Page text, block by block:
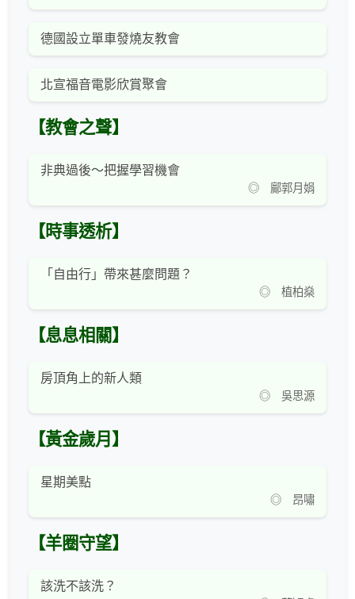
德國設立單車發燒友教會
北宣福音電影欣賞聚會
【教會之聲】
非典過後～把握學習機會
◎ 鄺郭月娟
【時事透析】
「自由行」帶來甚麼問題？
◎ 植柏燊
【息息相關】
房頂角上的新人類
◎ 吳思源
【黃金歲月】
星期美點
◎ 昂嘯
【羊圈守望】
該洗不該洗？